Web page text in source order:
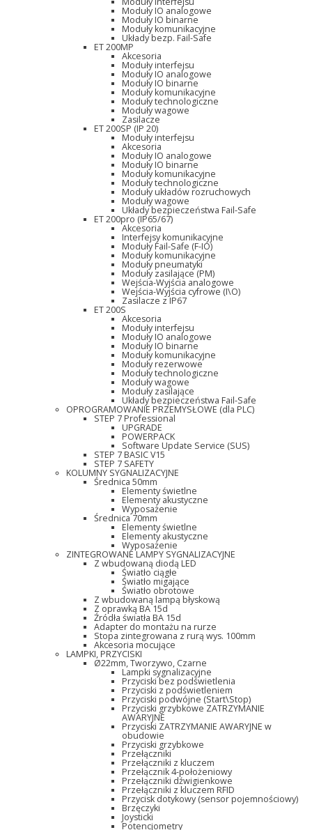
Moduły IO analogowe
Moduły IO binarne
Moduły komunikacyjne
Układy bezp. Fail-Safe
ET 200MP
Akcesoria
Moduły interfejsu
Moduły IO analogowe
Moduły IO binarne
Moduły komunikacyjne
Moduły technologiczne
Moduły wagowe
Zasilacze
ET 200SP (IP 20)
Moduły interfejsu
Akcesoria
Moduły IO analogowe
Moduły IO binarne
Moduły komunikacyjne
Moduły technologiczne
Moduły układów rozruchowych
Moduły wagowe
Układy bezpieczeństwa Fail-Safe
ET 200pro (IP65/67)
Akcesoria
Interfejsy komunikacyjne
Moduły Fail-Safe (F-IO)
Moduły komunikacyjne
Moduły pneumatyki
Moduły zasilające (PM)
Wejścia-Wyjścia analogowe
Wejścia-Wyjścia cyfrowe (I\O)
Zasilacze z IP67
ET 200S
Akcesoria
Moduły interfejsu
Moduły IO analogowe
Moduły IO binarne
Moduły komunikacyjne
Moduły rezerwowe
Moduły technologiczne
Moduły wagowe
Moduły zasilające
Układy bezpieczeństwa Fail-Safe
OPROGRAMOWANIE PRZEMYSŁOWE (dla PLC)
STEP 7 Professional
UPGRADE
POWERPACK
Software Update Service (SUS)
STEP 7 BASIC V15
STEP 7 SAFETY
KOLUMNY SYGNALIZACYJNE
Średnica 50mm
Elementy świetlne
Elementy akustyczne
Wyposażenie
Średnica 70mm
Elementy świetlne
Elementy akustyczne
Wyposażenie
ZINTEGROWANE LAMPY SYGNALIZACYJNE
Z wbudowaną diodą LED
Światło ciągłe
Światło migające
Światło obrotowe
Z wbudowaną lampą błyskową
Z oprawką BA 15d
Źródła światła BA 15d
Adapter do montażu na rurze
Stopa zintegrowana z rurą wys. 100mm
Akcesoria mocujące
LAMPKI, PRZYCISKI
Ø22mm, Tworzywo, Czarne
Lampki sygnalizacyjne
Przyciski bez podświetlenia
Przyciski z podświetleniem
Przyciski podwójne (Start\Stop)
Przyciski grzybkowe ZATRZYMANIE
AWARYJNE
Przyciski ZATRZYMANIE AWARYJNE w
obudowie
Przyciski grzybkowe
Przełączniki
Przełączniki z kluczem
Przełącznik 4-położeniowy
Przełączniki dźwigienkowe
Przełączniki z kluczem RFID
Przycisk dotykowy (sensor pojemnościowy)
Brzęczyki
Joysticki
Potencjometry